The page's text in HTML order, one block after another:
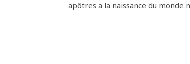
apôtres a la naissance du monde